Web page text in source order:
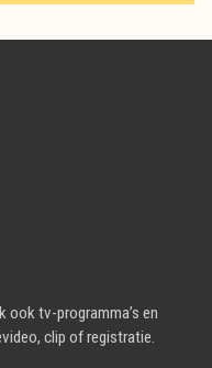
ook tv-programma’s en
clip of registratie.